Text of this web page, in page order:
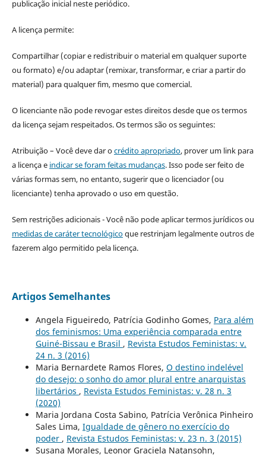
publicação inicial neste periódico.
A licença permite:
Compartilhar (copiar e redistribuir o material em qualquer suporte
ou formato) e/ou adaptar (remixar, transformar, e criar a partir do
material) para qualquer fim, mesmo que comercial.
O licenciante não pode revogar estes direitos desde que os termos
da licença sejam respeitados. Os termos são os seguintes:
Atribuição – Você deve dar ocrédito apropriado, prover um link para
a licença e indicar se foram feitas mudanças. Isso pode ser feito de
várias formas sem, no entanto, sugerir que o licenciador (ou
licenciante) tenha aprovado o uso em questão.
Sem restrições adicionais - Você não pode aplicar termos jurídicos ou
medidas de caráter tecnológicoque restrinjam legalmente outros de
fazerem algo permitido pela licença.
Artigos Semelhantes
Angela Figueiredo, Patrícia Godinho Gomes, Para além
dos feminismos: Uma experiência comparada entre
Guiné-Bissau e Brasil , Revista Estudos Feministas: v.
24 n. 3 (2016)
Maria Bernardete Ramos Flores, O destino indelével
do desejo: o sonho do amor plural entre anarquistas
libertários , Revista Estudos Feministas: v. 28 n. 3
(2020)
Maria Jordana Costa Sabino, Patrícia Verônica Pinheiro
Sales Lima, Igualdade de gênero no exercício do
poder , Revista Estudos Feministas: v. 23 n. 3 (2015)
Susana Morales, Leonor Graciela Natansohn,